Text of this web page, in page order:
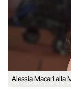
Alessia Macari alla